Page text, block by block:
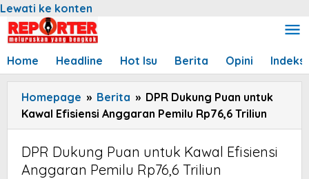
Lewati ke konten
Home Headline Hot Isu Berita Opini Indeks
Homepage » Berita » DPR Dukung Puan untuk
Kawal Efisiensi Anggaran Pemilu Rp76,6 Triliun
DPR Dukung Puan untuk Kawal Efisiensi
Anggaran Pemilu Rp76,6 Triliun